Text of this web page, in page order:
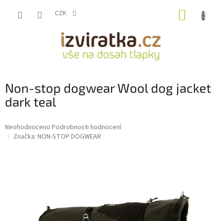
CZK
Non-stop dogwear Wool dog jacket
dark teal
Průměrné
hodnocení
Neohodnoceno Podrobnosti hodnocení
Značka: NON-STOP DOGWEAR